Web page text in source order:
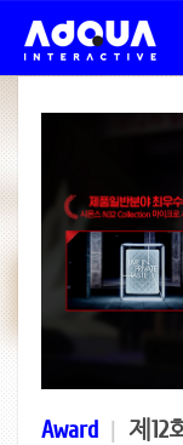
Award | 제12